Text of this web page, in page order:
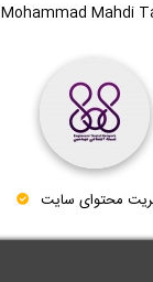
Mohammad Mahdi
محتوای سایت